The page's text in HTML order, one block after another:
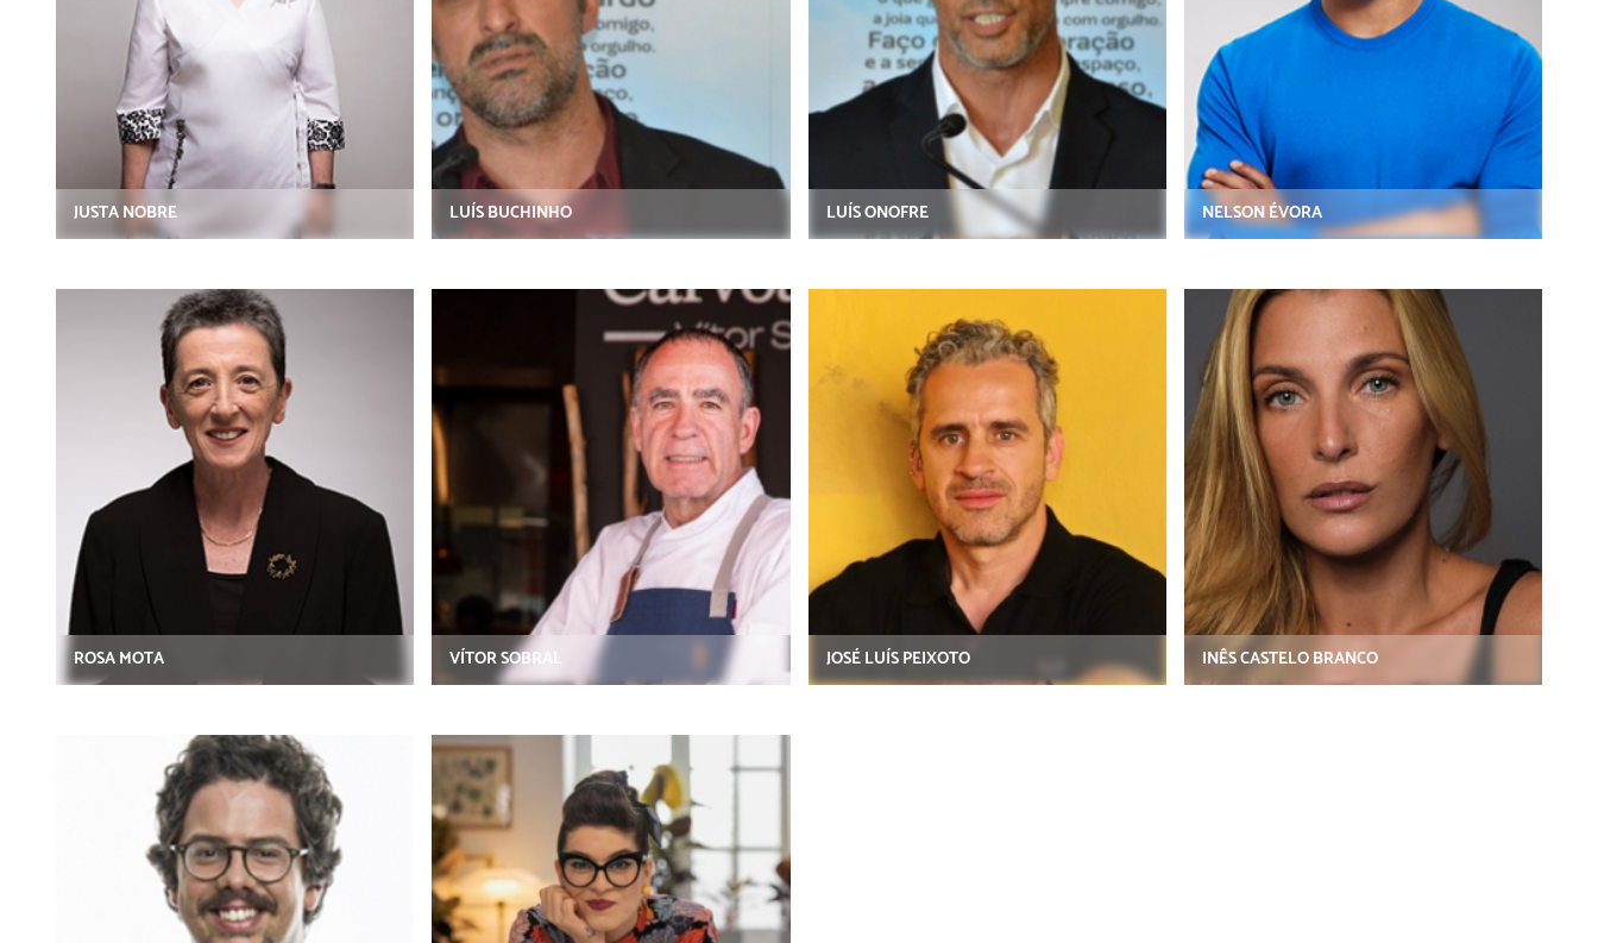
JUSTA NOBRE LUÍS BUCHINHO LUÍS ONOFRE NELSON ÉVORA
ROSA MOTA VÍTOR SOBRAL JOSÉ LUÍS PEIXOTO INÊS CASTELO BRANCO